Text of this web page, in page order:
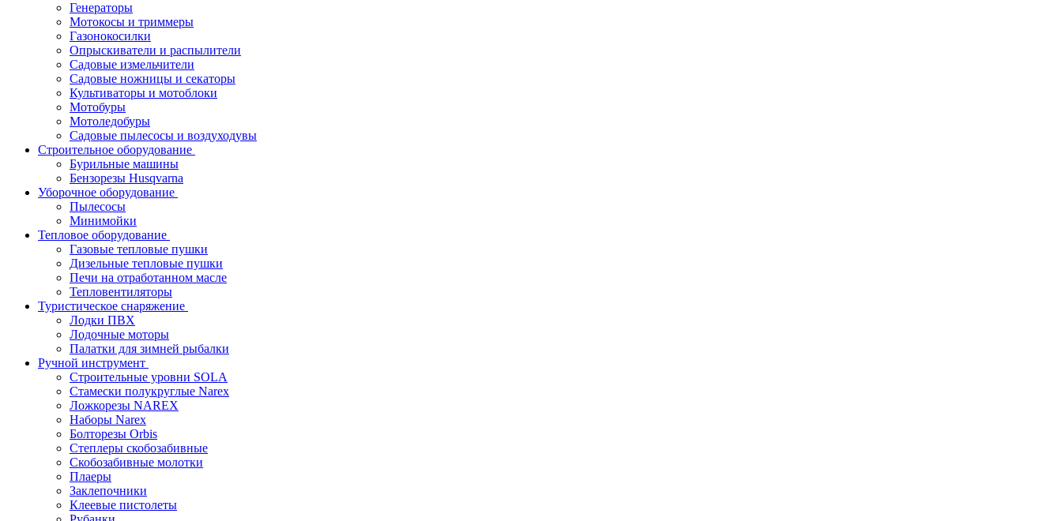
Генераторы
Мотокосы и триммеры
Газонокосилки
Опрыскиватели и распылители
Садовые измельчители
Садовые ножницы и секаторы
Культиваторы и мотоблоки
Мотобуры
Мотоледобуры
Садовые пылесосы и воздуходувы
Строительное оборудование
Бурильные машины
Бензорезы Husqvarna
Уборочное оборудование
Пылесосы
Минимойки
Тепловое оборудование
Газовые тепловые пушки
Дизельные тепловые пушки
Печи на отработанном масле
Тепловентиляторы
Туристическое снаряжение
Лодки ПВХ
Лодочные моторы
Палатки для зимней рыбалки
Ручной инструмент
Строительные уровни SOLA
Стамески полукруглые Narex
Ложкорезы NAREX
Наборы Narex
Болторезы Orbis
Степлеры скобозабивные
Скобозабивные молотки
Плаеры
Заклепочники
Клеевые пистолеты